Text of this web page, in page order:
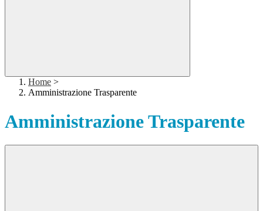
Home >
Amministrazione Trasparente
Amministrazione Trasparente